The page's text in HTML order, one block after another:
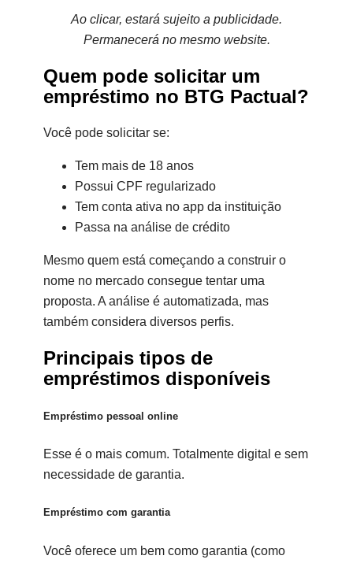
Ao clicar, estará sujeito a publicidade.
Permanecerá no mesmo website.
Quem pode solicitar um
empréstimo no BTG Pactual?
Você pode solicitar se:
Tem mais de 18 anos
Possui CPF regularizado
Tem conta ativa no app da instituição
Passa na análise de crédito
Mesmo quem está começando a construir o
nome no mercado consegue tentar uma
proposta. A análise é automatizada, mas
também considera diversos perfis.
Principais tipos de
empréstimos disponíveis
Empréstimo pessoal online
Esse é o mais comum. Totalmente digital e sem
necessidade de garantia.
Empréstimo com garantia
Você oferece um bem como garantia (como